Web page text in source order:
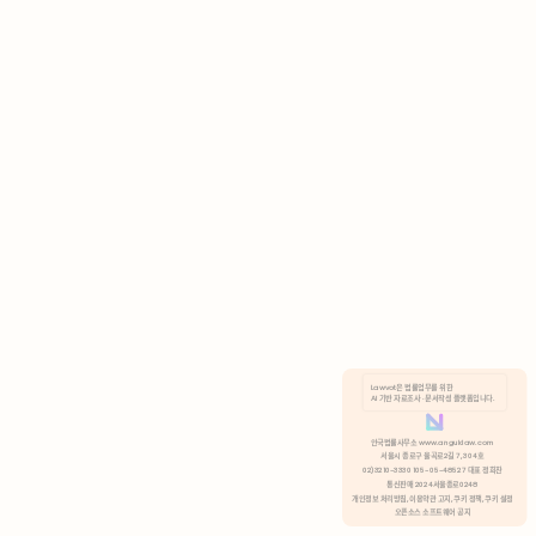
분석 쿠키 허용
Lawvot은 법률업무를 위한
AI 기반 자료조사 · 문서작성 플랫폼입니다.
안국법률사무소 www.anguklaw.com
서울시 종로구 율곡로2길 7, 304호
02)3210-3330 105-05-48527 대표 정희찬
통신판매 2024서울종로0248
개인정보 처리방침, 이용약관 고지, 쿠키 정책, 쿠키 설정
오픈소스 소프트웨어 공지